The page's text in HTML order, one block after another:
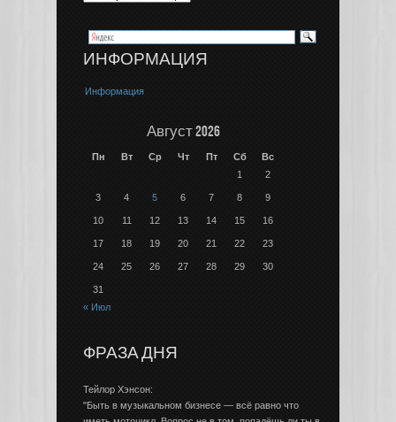
ИНФОРМАЦИЯ
Информация
Август 2026
Пн Вт Ср Чт Пт Сб
Вс
1
2
3 4 5 6 7 8 9
10 11 12 13 14 15 16
17 18 19 20 21 22 23
24 25 26 27 28 29 30
31
« Июл
ФРАЗА ДНЯ
Тейлор Хэнсон:
"Быть в музыкальном бизнесе — всё равно что